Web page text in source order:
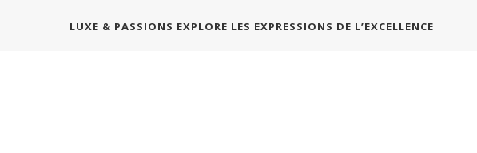
LUXE & PASSIONS EXPLORE LES EXPRESSIONS DE L’EXCELLENCE